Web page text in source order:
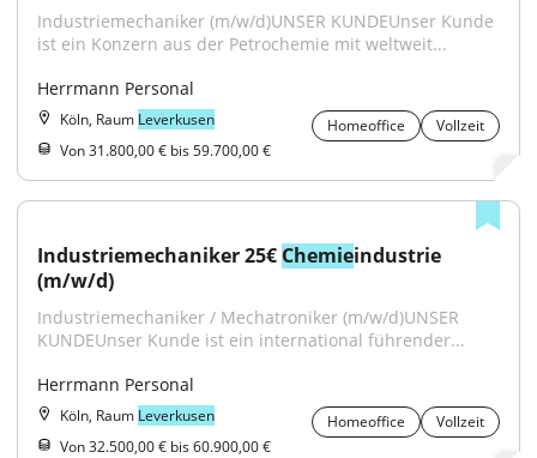
Industriemechaniker (m/w/d)UNSER KUNDEUnser Kunde
ist ein Konzern aus der Petrochemie mit weltweit...
Herrmann Personal
Köln, Raum Leverkusen Homeoffice
Vollzeit
Von 31.800,00 € bis 59.700,00 €
Industriemechaniker 25€ Chemieindustrie
(m/w/d)
Industriemechaniker / Mechatroniker (m/w/d)UNSER
KUNDEUnser Kunde ist ein international führender...
Herrmann Personal
Köln, Raum Leverkusen Homeoffice
Vollzeit
Von 32.500,00 € bis 60.900,00 €